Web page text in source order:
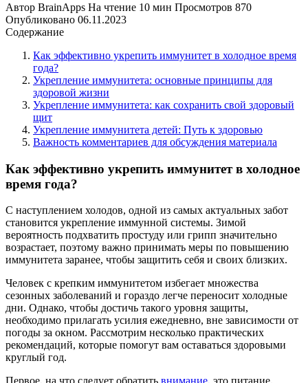
Автор BrainApps На чтение 10 мин Просмотров 870
Опубликовано 06.11.2023
Содержание
Как эффективно укрепить иммунитет в холодное время
года?
Укрепление иммунитета: основные принципы для
здоровой жизни
Укрепление иммунитета: как сохранить свой здоровый
щит
Укрепление иммунитета детей: Путь к здоровью
Важность комментариев для обсуждения материала
Как эффективно укрепить иммунитет в холодное
время года?
С наступлением холодов, одной из самых актуальных забот
становится укрепление иммунной системы. Зимой
вероятность подхватить простуду или грипп значительно
возрастает, поэтому важно принимать меры по повышению
иммунитета заранее, чтобы защитить себя и своих близких.
Человек с крепким иммунитетом избегает множества
сезонных заболеваний и гораздо легче переносит холодные
дни. Однако, чтобы достичь такого уровня защиты,
необходимо прилагать усилия ежедневно, вне зависимости от
погоды за окном. Рассмотрим несколько практических
рекомендаций, которые помогут вам оставаться здоровыми
круглый год.